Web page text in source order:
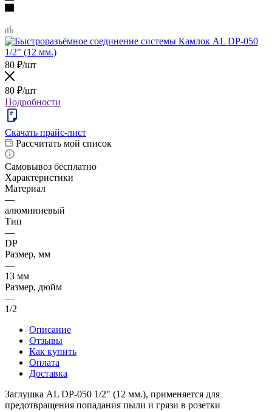
80 ₽/шт
80 ₽/шт
Подробности
Скачать прайс-лист
Рассчитать мой список
Самовывоз бесплатно
Характеристики
Материал
—
алюминиевый
Тип
—
DP
Размер, мм
—
13 мм
Размер, дюйм
—
1/2
Описание
Отзывы
Как купить
Оплата
Доставка
Заглушка AL DP-050 1/2" (12 мм.), применяется для
предотвращения попадания пыли и грязи в розетки